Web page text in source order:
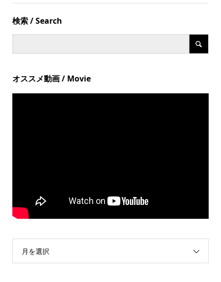
検索 / Search
オススメ動画 / Movie
月を選択